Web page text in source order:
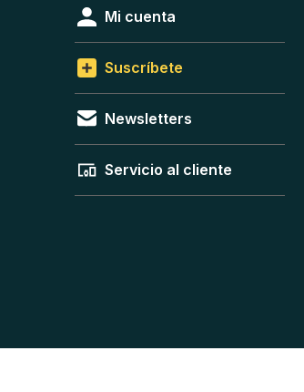
Mi cuenta
Suscríbete
Newsletters
Servicio al cliente